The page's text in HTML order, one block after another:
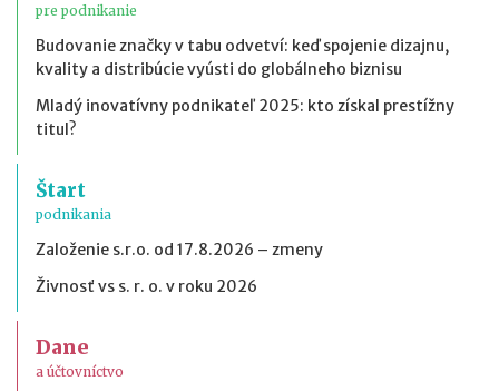
pre podnikanie
Budovanie značky v tabu odvetví: keď spojenie dizajnu,
kvality a distribúcie vyústi do globálneho biznisu
Mladý inovatívny podnikateľ 2025: kto získal prestížny
titul?
Štart
podnikania
Založenie s.r.o. od 17.8.2026 – zmeny
Živnosť vs s. r. o. v roku 2026
Dane
a účtovníctvo